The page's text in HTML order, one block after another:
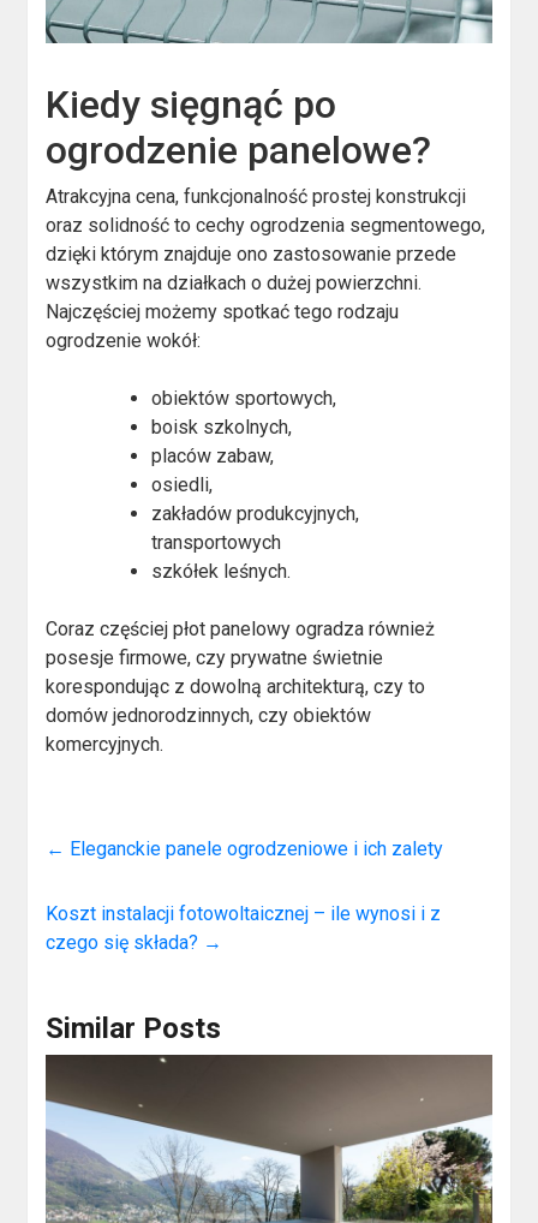
Kiedy sięgnąć po
ogrodzenie panelowe?
Atrakcyjna cena, funkcjonalność prostej konstrukcji
oraz solidność to cechy ogrodzenia segmentowego,
dzięki którym znajduje ono zastosowanie przede
wszystkim na działkach o dużej powierzchni.
Najczęściej możemy spotkać tego rodzaju
ogrodzenie wokół:
obiektów sportowych,
boisk szkolnych,
placów zabaw,
osiedli,
zakładów produkcyjnych,
transportowych
szkółek leśnych.
Coraz częściej płot panelowy ogradza również
posesje firmowe, czy prywatne świetnie
korespondując z dowolną architekturą, czy to
domów jednorodzinnych, czy obiektów
komercyjnych.
← Eleganckie panele ogrodzeniowe i ich zalety
Koszt instalacji fotowoltaicznej – ile wynosi i z
czego się składa? →
Similar Posts